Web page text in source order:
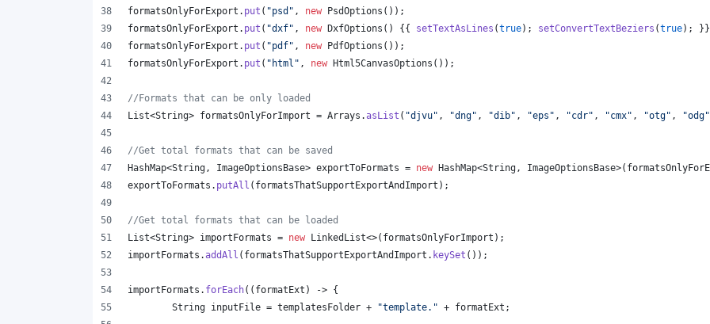
formatsOnlyForExport . put ( "psd" , new PsdOptions ());
formatsOnlyForExport . put ( "dxf" , new DxfOptions () {{ setTextAsLines (true); setConvertTextBeziers (true);
formatsOnlyForExport . put ( "pdf" , new PdfOptions ());
formatsOnlyForExport . put ( "html" , new Html5CanvasOptions ());
//Formats that can be only loaded
List<String> formatsOnlyForImport = Arrays .asList ( "djvu" , "dng" , "dib" , "eps" , "cdr" , "cmx" , "otg" , "odg"
//Get total formats that can be saved
HashMap<String, ImageOptionsBase> exportToFormats = new HashMap<String, ImageOptionsBase>(
exportToFormats . putAll ( formatsThatSupportExportAndImport );
//Get total formats that can be loaded
List<String> importFormats = new LinkedList<>( formatsOnlyForImport );
importFormats .addAll ( formatsThatSupportExportAndImport . keySet ());
importFormats . forEach(( formatExt ) -> {
String inputFile = templatesFolder + "template." + formatExt ;